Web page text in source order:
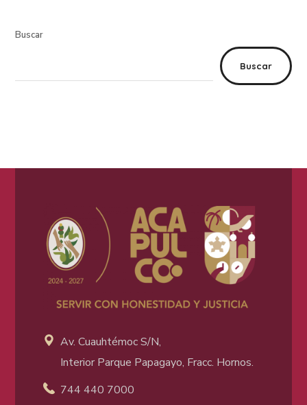
Buscar
Buscar
Av. Cuauhtémoc S/N,
Interior Parque Papagayo, Fracc. Hornos.
744 440 7000